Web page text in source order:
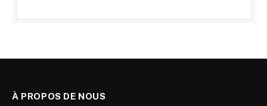
À PROPOS DE NOUS